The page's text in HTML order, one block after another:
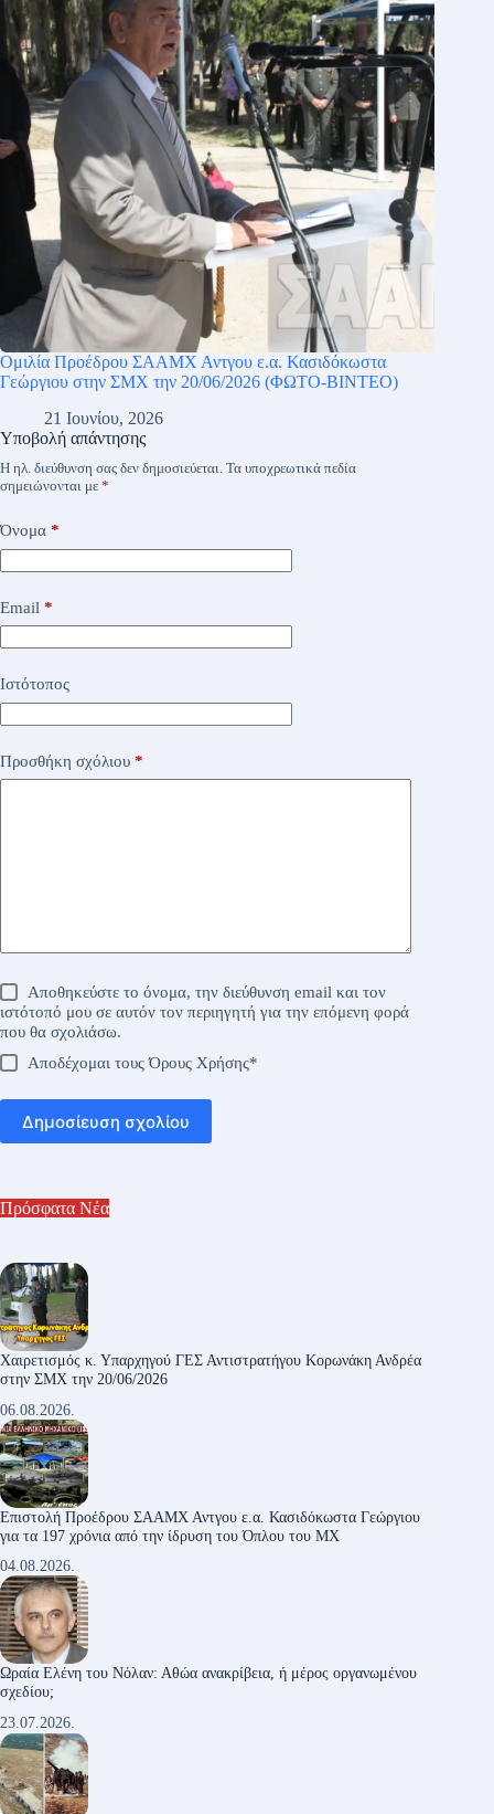
Ομιλία Προέδρου ΣΑΑΜΧ Αντγου ε.α. Κασιδόκωστα
Γεώργιου στην ΣΜΧ την 20/06/2026 (ΦΩΤΟ-ΒΙΝΤΕΟ)
21 Ιουνίου, 2026
Υποβολή απάντησης
Η ηλ. διεύθυνση σας δεν δημοσιεύεται. Τα υποχρεωτικά πεδία
σημειώνονται με *
Όνομα *
Email *
Ιστότοπος
Προσθήκη σχόλιου *
Αποθηκεύστε το όνομα, την διεύθυνση email και τον
ιστότοπό μου σε αυτόν τον περιηγητή για την επόμενη φορά
που θα σχολιάσω.
Αποδέχομαι τουςΌρους Χρήσης*
Δημοσίευση σχολίου
Πρόσφατα Νέα
Χαιρετισμός κ. Υπαρχηγού ΓΕΣ Αντιστρατήγου Κορωνάκη Ανδρέα
στην ΣΜΧ την 20/06/2026
06.08.2026.
Επιστολή Προέδρου ΣΑΑΜΧ Αντγου ε.α. Κασιδόκωστα Γεώργιου
για τα 197 χρόνια από την ίδρυση του Όπλου του ΜΧ
04.08.2026.
Ωραία Ελένη του Νόλαν: Αθώα ανακρίβεια, ή μέρος οργανωμένου
σχεδίου;
23.07.2026.